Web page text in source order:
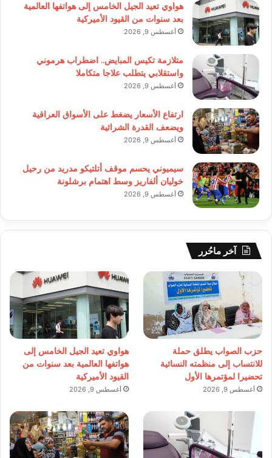
هواوي تعيد الجيل الخامس إلى هواتفها العالمية
بعد سنوات من القيود الأميركية
أغسطس 9, 2026
متلازمة تكيس المبايض.. اضطراب هرموني
واستقلابي يتطلب علاجا متكاملا
أغسطس 9, 2026
ارتفاع الأسعار يضغط على الأسواق العراقية
ويضعف القدرة الشرائية
أغسطس 9, 2026
سيميوني يحسم موقف أتلتيكو مدريد من رحيل
خوليان ألفاريز وسط اهتمام برشلونة
أغسطس 9, 2026
آخر ماحُرر
حزب الصواب يطلق حملة
للانتساب إلى منظمته النسائية
تحضيرا لمؤتمرها الأول
أغسطس 9, 2026
هواوي تعيد الجيل الخامس إلى
هواتفها العالمية بعد سنوات من
القيود الأميركية
أغسطس 9, 2026